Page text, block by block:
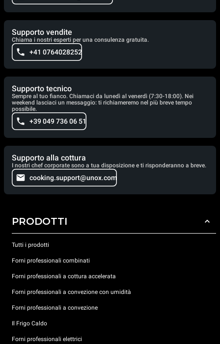
Supporto vendite
Chiama i nostri esperti per una consulenza gratuita.
+41 0764028252
Supporto tecnico
Sempre al tuo fianco. Chiamaci da lunedì al venerdì (7:30-18:00). Nei
weekend lasciaci un messaggio: ti richiameremo nel più breve tempo
possibile.
+39 049 736 06 51
Supporto alla cottura
I nostri chef corporate sono a tua disposizione e ti risponderanno a breve.
cooking.support@unox.com
PRODOTTI
Tutti i prodotti
Forni professionali combinati
Forni professionali a cottura accelerata
Forni professionali a convezione con umidità
Forni professionali a convezione
Il Frigo Caldo
Forni professionali elettrici